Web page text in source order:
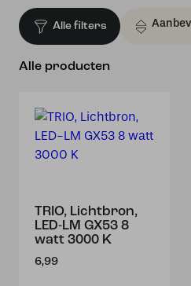
Alle filters
Alle producten
TRIO, Lichtbron,
LED-LM GX53 8
watt 3000 K
6,99